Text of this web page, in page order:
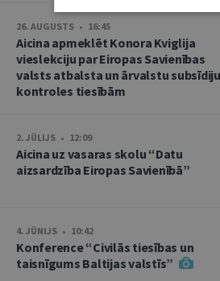
26. AUGUSTS • 16:45
Aicina apmeklēt Konora Kviglija
vieslekciju par Eiropas Savienības
valsts atbalsta un ārvalstu subsīdiju
kontroles tiesībām
2. JŪLIJS • 12:09
Aicina uz vasaras skolu “Datu
aizsardzība Eiropas Savienībā”
4. JŪNIJS • 10:42
Konference “Civilās tiesības un
taisnīgums Baltijas valstīs”